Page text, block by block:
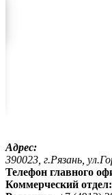
Адрес:
390023, г.Рязань,
Телефон главного
Коммерческий отдел: